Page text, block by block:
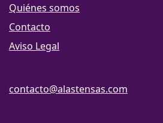
Quiénes somos
Contacto
Aviso Legal
contacto@alastensas.com